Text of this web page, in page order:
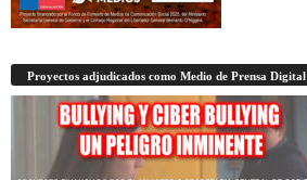
Proyectos adjudicados como Medio de Prensa Digital